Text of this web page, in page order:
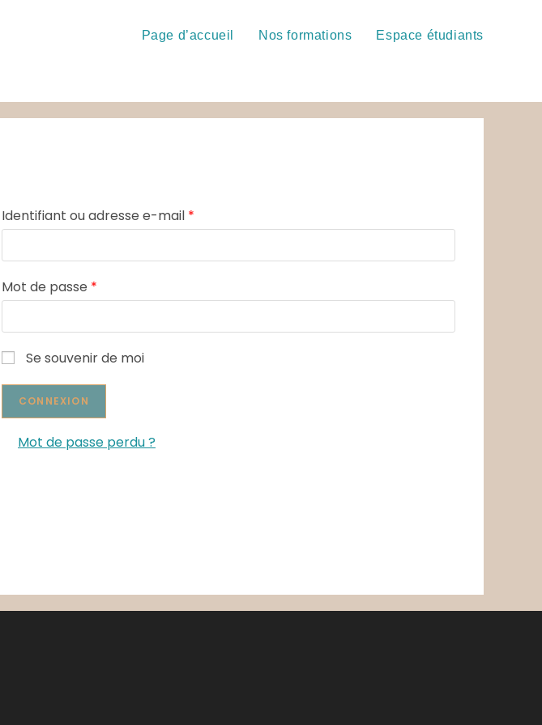
Page d’accueil Nos formations Espace étudiants
Identifiant ou adresse e-mail *
Mot de passe *
Se souvenir de moi
Mot de passe perdu ?